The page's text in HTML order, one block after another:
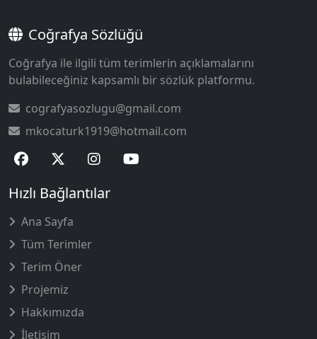
Coğrafya Sözlüğü
Coğrafya ile ilgili tüm terimlerin açıklamalarını
bulabileceğiniz kapsamlı bir sözlük platformu.
cografyasozlugu@gmail.com
mkocaturk1919@hotmail.com
Hızlı Bağlantılar
Ana Sayfa
Tüm Terimler
Terim Öner
Projemiz
Hakkımızda
İletişim